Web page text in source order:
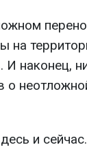
на
И наконец,
о
и